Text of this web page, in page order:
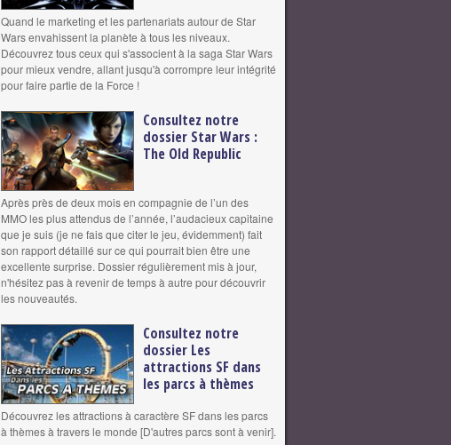
Quand le marketing et les partenariats autour de Star
Wars envahissent la planète à tous les niveaux.
Découvrez tous ceux qui s'associent à la saga Star Wars
pour mieux vendre, allant jusqu'à corrompre leur intégrité
pour faire partie de la Force !
Consultez notre
dossier Star Wars :
The Old Republic
Après près de deux mois en compagnie de l’un des
MMO les plus attendus de l’année, l’audacieux capitaine
que je suis (je ne fais que citer le jeu, évidemment) fait
son rapport détaillé sur ce qui pourrait bien être une
excellente surprise. Dossier régulièrement mis à jour,
n'hésitez pas à revenir de temps à autre pour découvrir
les nouveautés.
Consultez notre
dossier Les
attractions SF dans
les parcs à thèmes
Découvrez les attractions à caractère SF dans les parcs
à thèmes à travers le monde [D'autres parcs sont à venir].